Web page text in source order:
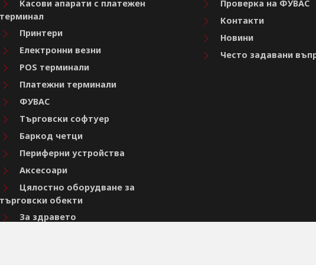
Касови апарати с платежен
терминал
Принтери
Електронни везни
POS терминали
Платежни терминали
ФУВАС
Търговски софтуер
Баркод четци
Периферни устройства
Аксесоари
Цялостно оборудване за
търговски обекти
За здравето
Проверка на ФУВАС
Контакти
Новини
Често задавани